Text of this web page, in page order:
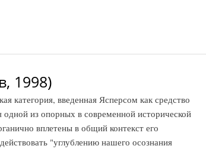
1998)
введенная Ясперсом как средство
из опорных в современной исторической
вплетены в общий контекст его
"углублению нашего осознания